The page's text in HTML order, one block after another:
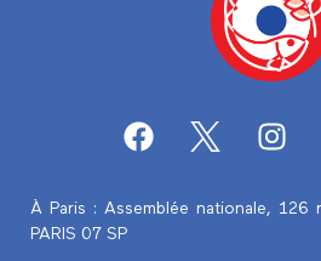
À Paris : Assemblée nationale, 126
PARIS 07 SP